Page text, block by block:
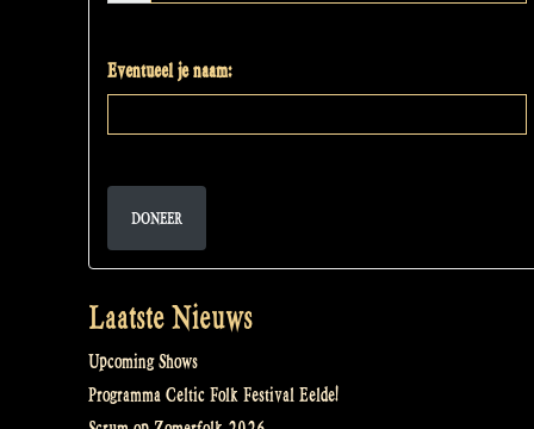
Eventueel je naam:
DONEER
Laatste Nieuws
Upcoming Shows
Programma Celtic Folk Festival Eelde!